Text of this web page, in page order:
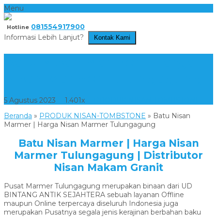
Menu
Hotline 081554917900
Informasi Lebih Lanjut?
Kontak Kami
5 Agustus 2023 1.401x
Beranda » PRODUK NISAN-TOMBSTONE » Batu Nisan
Marmer | Harga Nisan Marmer Tulungagung
Batu Nisan Marmer | Harga Nisan
Marmer Tulungagung | Distributor
Nisan Makam Granit
Pusat Marmer Tulungagung merupakan binaan dari UD
BINTANG ANTIK SEJAHTERA sebuah layanan Offline
maupun Online terpercaya diseluruh Indonesia juga
merupakan Pusatnya segala jenis kerajinan berbahan baku